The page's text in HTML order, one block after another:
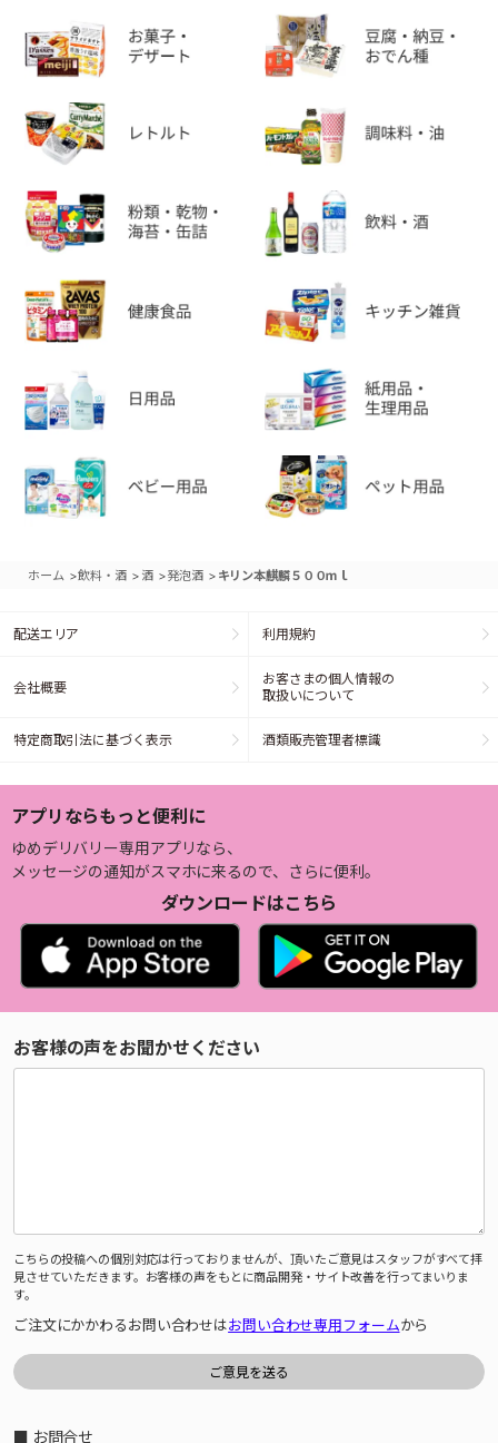
ホーム >飲料・酒 > 酒 >発泡酒 > キリン本麒麟５００ｍｌ
配送エリア 利用規約
会社概要
お客さまの個人情報の
取扱いについて
特定商取引法に基づく表示 酒類販売管理者標識
アプリならもっと便利に
ゆめデリバリー専用アプリなら、
メッセージの通知がスマホに来るので、さらに便利。
ダウンロードはこちら
お客様の声をお聞かせください
こちらの投稿への個別対応は行っておりませんが、頂いたご意見はスタッフがすべて拝
見させていただきます。お客様の声をもとに商品開発・サイト改善を行ってまいりま
す。
ご注文にかかわるお問い合わせはお問い合わせ専用フォームから
■ お問合せ